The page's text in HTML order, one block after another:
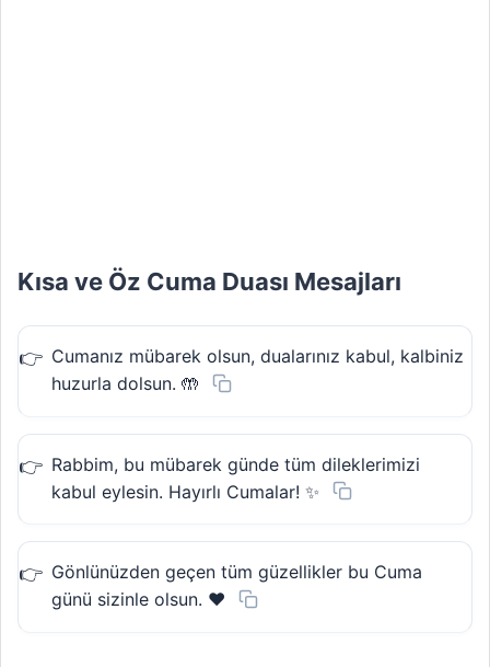
Kısa ve Öz Cuma Duası Mesajları
Cumanız mübarek olsun, dualarınız kabul, kalbiniz
huzurla dolsun. 🤲
Rabbim, bu mübarek günde tüm dileklerimizi
kabul eylesin. Hayırlı Cumalar! ✨
Gönlünüzden geçen tüm güzellikler bu Cuma
günü sizinle olsun. ❤️